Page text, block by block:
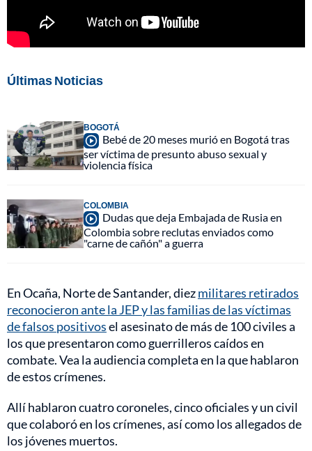
Últimas Noticias
BOGOTÁ
Bebé de 20 meses murió en Bogotá tras
ser víctima de presunto abuso sexual y
violencia física
COLOMBIA
Dudas que deja Embajada de Rusia en
Colombia sobre reclutas enviados como
"carne de cañón" a guerra
En Ocaña, Norte de Santander, diezmilitares retirados
reconocieron ante la JEP y las familias de las víctimas
de falsos positivosel asesinato de más de 100 civiles a
los que presentaron como guerrilleros caídos en
combate. Vea la audiencia completa en la que hablaron
de estos crímenes.
Allí hablaron cuatro coroneles, cinco oficiales y un civil
que colaboró en los crímenes, así como los allegados de
los jóvenes muertos.